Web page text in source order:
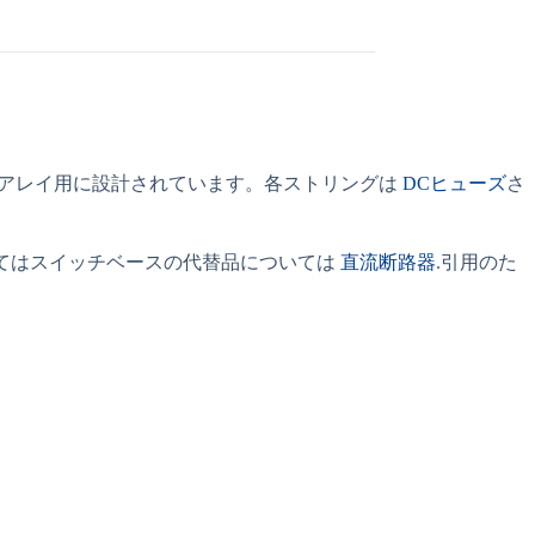
レイ用に設計されています。各ストリングは DCヒューズさ
はスイッチベースの代替品については 直流断路器.引用のた